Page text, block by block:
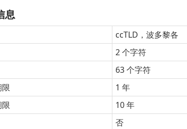
息
ccTLD，波多黎各
2 个字符
63 个字符
1 年
10 年
否